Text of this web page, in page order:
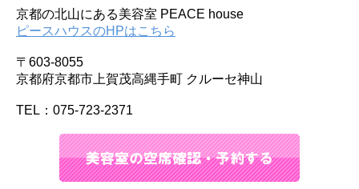
京都の北山にある美容室 PEACE house
ピースハウスのHPはこちら
〒603-8055
京都府京都市上賀茂高縄手町 クルーセ神山
TEL：075-723-2371